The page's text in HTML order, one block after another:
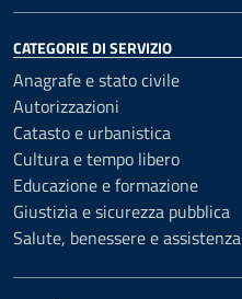
CATEGORIE DI SERVIZIO
Anagrafe e stato civile
Autorizzazioni
Catasto e urbanistica
Cultura e tempo libero
Educazione e formazione
Giustizia e sicurezza pubblica
Salute, benessere e assistenza